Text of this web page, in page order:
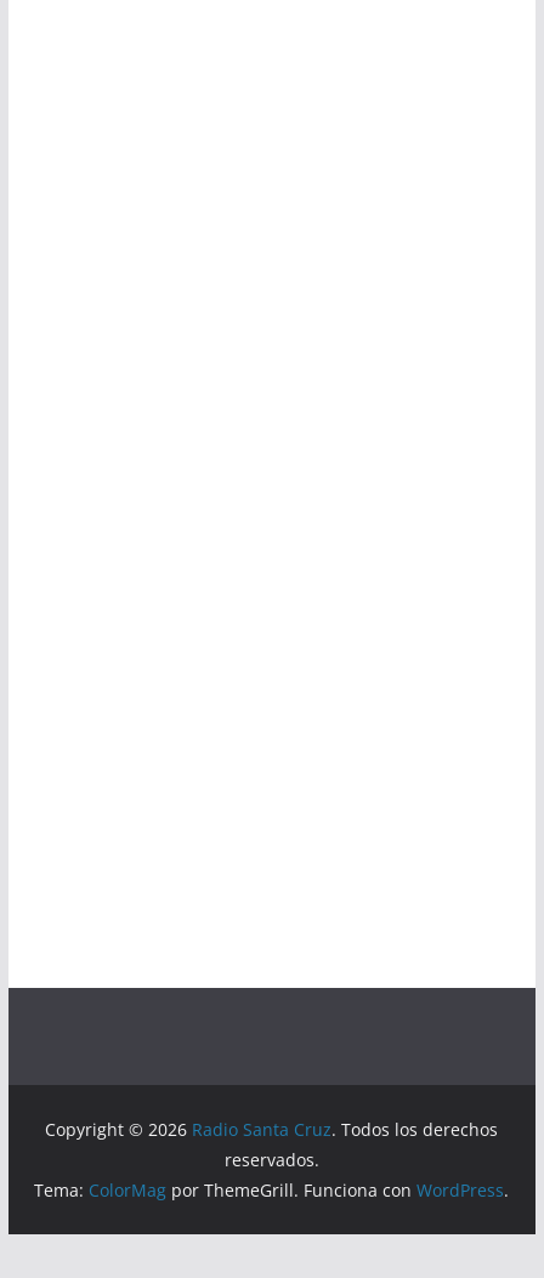
Copyright © 2026 Radio Santa Cruz. Todos los derechos
reservados.
Tema: ColorMag por ThemeGrill. Funciona conWordPress.